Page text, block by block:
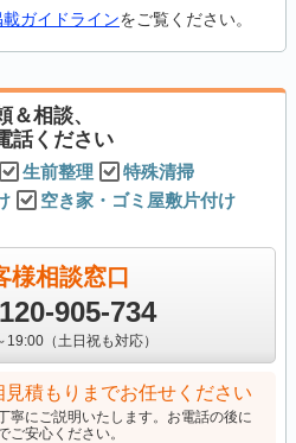
ガイドラインをご覧ください。
＆相談、
話ください
生前整理
特殊清掃
空き家・ゴミ屋敷片付け
様相談窓口
905-734
（土日祝も対応）
積もりまでお任せください
寧にご説明いたします。お電話の後に
ご安心ください。